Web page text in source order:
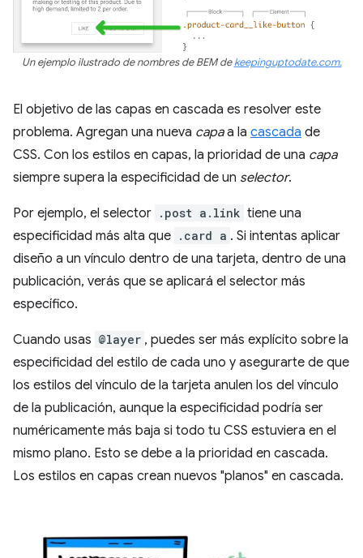
Un ejemplo ilustrado de nombres de BEM dekeepinguptodate.com.
El objetivo de las capas en cascada es resolver este
problema. Agregan una nueva capaa la cascada de
CSS. Con los estilos en capas, la prioridad de una capa
siempre supera la especificidad de un selector.
Por ejemplo, el selector .post a.link tiene una
especificidad más alta que .card a . Si intentas aplicar
diseño a un vínculo dentro de una tarjeta, dentro de una
publicación, verás que se aplicará el selector más
específico.
Cuando usas @layer , puedes ser más explícito sobre la
especificidad del estilo de cada uno y asegurarte de que
los estilos del vínculo de la tarjeta anulen los del vínculo
de la publicación, aunque la especificidad podría ser
numéricamente más baja si todo tu CSS estuviera en el
mismo plano. Esto se debe a la prioridad en cascada.
Los estilos en capas crean nuevos "planos" en cascada.